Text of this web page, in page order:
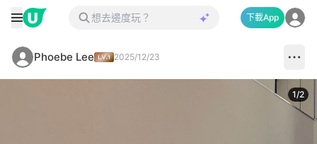
下載App
Phoebe Lee 2025/12/23
1/2